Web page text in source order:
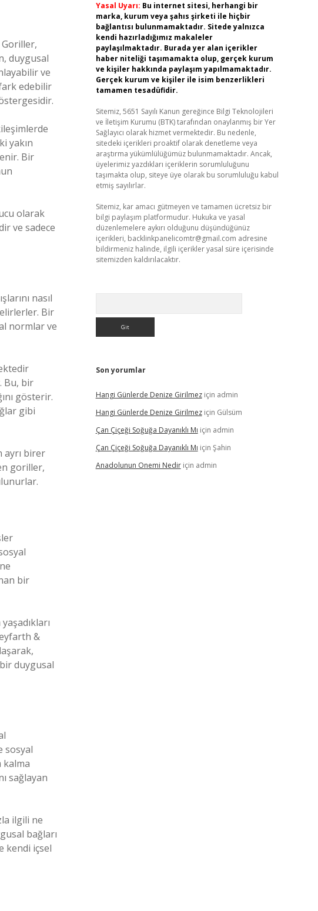
duygusal
ve
edebilir
yakın
Bir
olarak
ve sadece
nasıl
Bir
normlar ve
Bu, bir
gösterir.
gibi
ayrı birer
goriller,
bir
&
duygusal
sosyal
kalma
sağlayan
ilgili ne
bağları
kendi içsel
Yasal Uyarı: Bu internet sitesi, herhangi bir
marka, kurum veya şahıs şirketi ile hiçbir
bağlantısı bulunmamaktadır. Sitede yalnızca
kendi hazırladığımız makaleler
paylaşılmaktadır. Burada yer alan içerikler
haber niteliği taşımamakta olup, gerçek kurum
ve kişiler hakkında paylaşım yapılmamaktadır.
Gerçek kurum ve kişiler ile isim benzerlikleri
tamamen tesadüfidir.
Sitemiz, 5651 Sayılı Kanun gereğince Bilgi Teknolojileri
ve İletişim Kurumu (BTK) tarafından onaylanmış bir Yer
Sağlayıcı olarak hizmet vermektedir. Bu nedenle,
sitedeki içerikleri proaktif olarak denetleme veya
araştırma yükümlülüğümüz bulunmamaktadır. Ancak,
üyelerimiz yazdıkları içeriklerin sorumluluğunu
taşımakta olup, siteye üye olarak bu sorumluluğu kabul
etmiş sayılırlar.
Sitemiz, kar amacı gütmeyen ve tamamen ücretsiz bir
bilgi paylaşım platformudur. Hukuka ve yasal
düzenlemelere aykırı olduğunu düşündüğünüz
içerikleri, backlinkpanelicomtr@gmail.com adresine
bildirmeniz halinde, ilgili içerikler yasal süre içerisinde
sitemizden kaldırılacaktır.
Son yorumlar
Hangi Günlerde Denize Girilmeziçin admin
Hangi Günlerde Denize Girilmeziçin Gülsüm
Çan Çiçeği Soğuğa Dayanıklı Mı için admin
Çan Çiçeği Soğuğa Dayanıklı Mı için Şahin
Anadolunun Onemi Nediriçin admin